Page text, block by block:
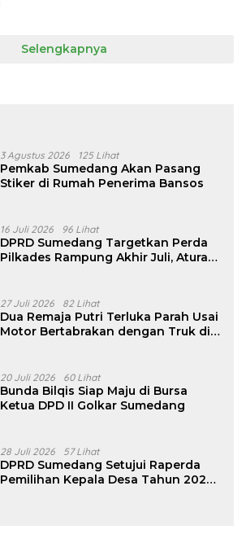
Selengkapnya
3 Agustus 2026 125 Lihat
Pemkab Sumedang Akan Pasang
Stiker di Rumah Penerima Bansos
16 Juli 2026 96 Lihat
DPRD Sumedang Targetkan Perda
Pilkades Rampung Akhir Juli, Aturan
27 Juli 2026 82 Lihat
Dua Remaja Putri Terluka Parah Usai
Motor Bertabrakan dengan Truk di
20 Juli 2026 60 Lihat
Bunda Bilqis Siap Maju di Bursa
Ketua DPD II Golkar Sumedang
28 Juli 2026 57 Lihat
DPRD Sumedang Setujui Raperda
Pemilihan Kepala Desa Tahun 2026